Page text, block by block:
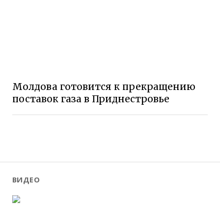
ВИДЕО
Молдова готовится к прекращению
поставок газа в Приднестровье